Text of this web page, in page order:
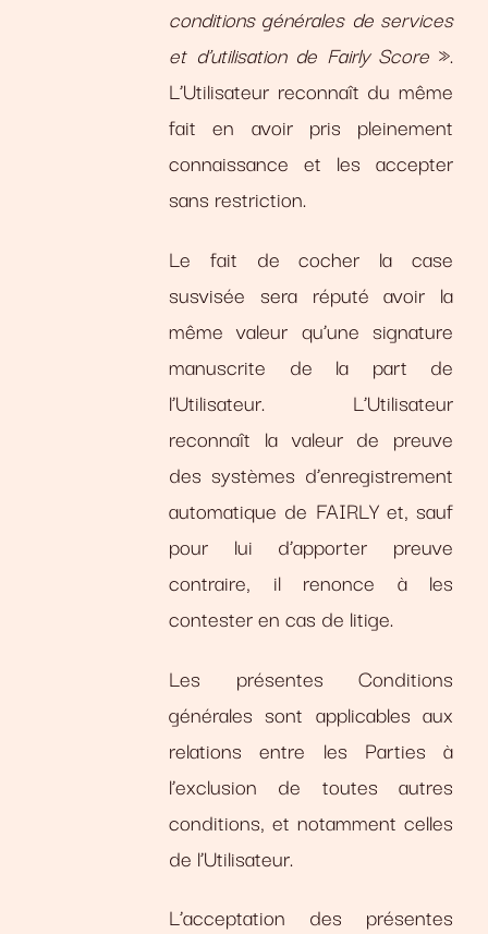
conditions générales de services
et d’utilisation de Fairly Score ».
L’Utilisateur reconnaît du même
fait en avoir pris pleinement
connaissance et les accepter
sans restriction.
Le fait de cocher la case
susvisée sera réputé avoir la
même valeur qu’une signature
manuscrite de la part de
l’Utilisateur. L’Utilisateur
reconnaît la valeur de preuve
des systèmes d’enregistrement
automatique de FAIRLY et, sauf
pour lui d’apporter preuve
contraire, il renonce à les
contester en cas de litige.
Les présentes Conditions
générales sont applicables aux
relations entre les Parties à
l’exclusion de toutes autres
conditions, et notamment celles
de l’Utilisateur.
L’acceptation des présentes